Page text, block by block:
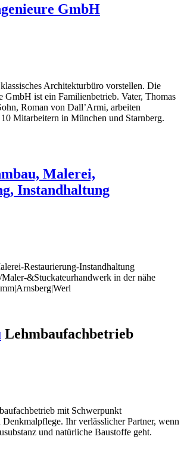
GmbH
Architekturbüro vorstellen. Die
GmbH ist ein Familienbetrieb. Vater, Thomas
Roman von Dall’Armi, arbeiten
Mitarbeitern in München und Starnberg.
Malerei,
Instandhaltung
Restaurierung-Instandhaltung
&Stuckateurhandwerk in der nähe
Lehmbaufachbetrieb
mit Schwerpunkt
Ihr verlässlicher Partner, wenn
und natürliche Baustoffe geht.